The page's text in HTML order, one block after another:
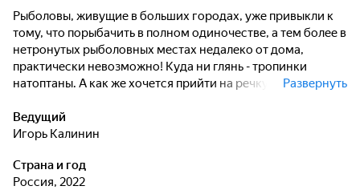
Рыболовы, живущие в больших городах, уже привыкли к
тому, что порыбачить в полном одиночестве, а тем более в
нетронутых рыболовных местах недалеко от дома,
практически невозможно! Куда ни глянь - тропинки
натоптаны. А как же хочется прийти на речку со знанием
заброс и проводку своей приманки.
Развернуть
Ведущий
Игорь Калинин
Страна и год
Россия, 2022